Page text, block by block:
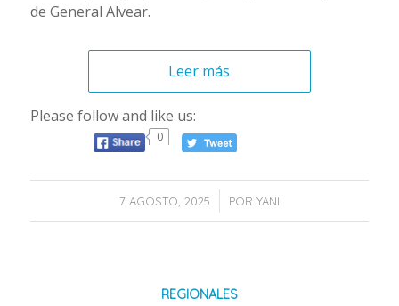
de General Alvear.
Leer más
Please follow and like us:
0
7 AGOSTO, 2025
/ POR YANI
REGIONALES